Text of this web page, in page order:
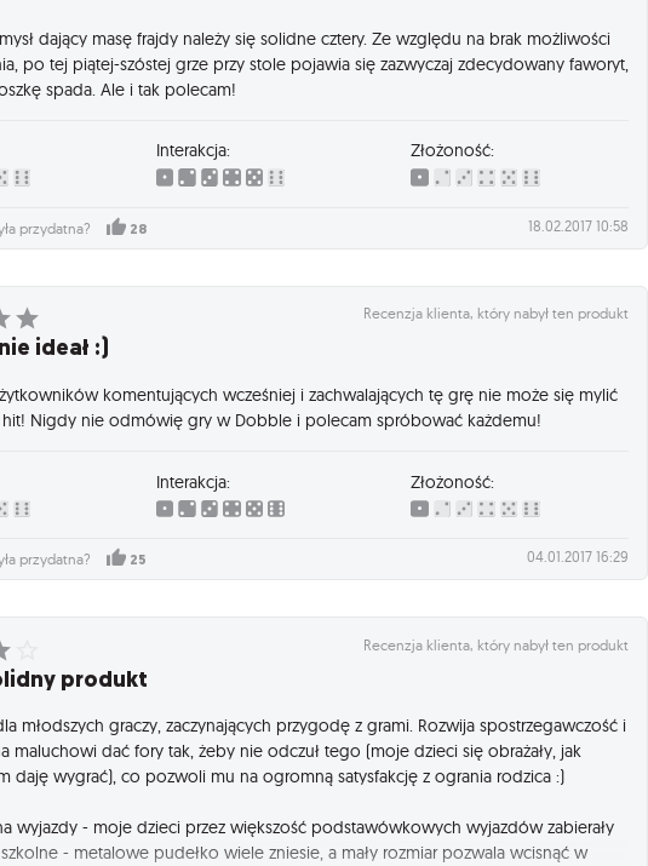
dający masę frajdy należy się solidne cztery. Ze względu na brak możliwości
po tej piątej-szóstej grze przy stole pojawia się zazwyczaj zdecydowany faworyt,
spada. Ale i tak polecam!
Interakcja: Złożoność:
przydatna? 28 18.02.2017 10:58
Recenzja klienta, który nabył ten produkt
ideał :)
komentujących wcześniej i zachwalających tę grę nie może się mylić
hit! Nigdy nie odmówię gry w Dobble i polecam spróbować każdemu!
Interakcja: Złożoność:
przydatna? 25 04.01.2017 16:29
Recenzja klienta, który nabył ten produkt
produkt
młodszych graczy, zaczynających przygodę z grami. Rozwija spostrzegawczość i
maluchowi dać fory tak, żeby nie odczuł tego (moje dzieci się obrażały, jak
daję wygrać), co pozwoli mu na ogromną satysfakcję z ogrania rodzica :)
wyjazdy - moje dzieci przez większość podstawówkowych wyjazdów zabierały
- metalowe pudełko wiele zniesie, a mały rozmiar pozwala wcisnąć w